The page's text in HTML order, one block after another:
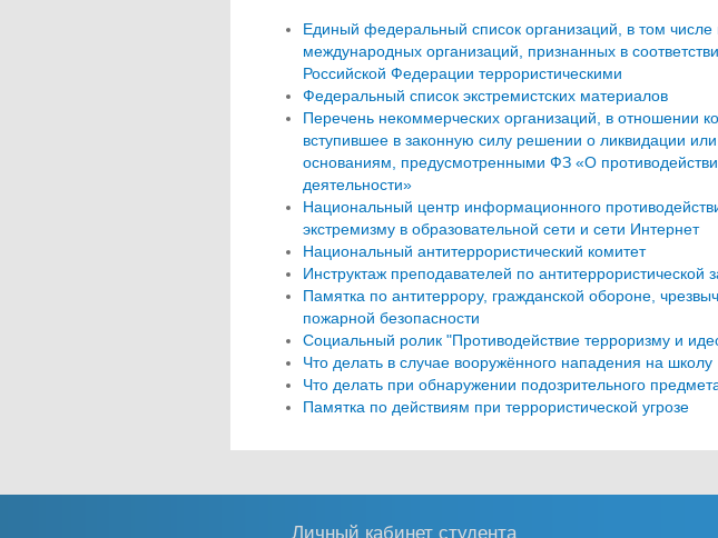
Единый федеральный список организаций, в том числе
международных организаций, признанных в
Российской Федерации террористическими
Федеральный список экстремистских материалов
Перечень некоммерческих организаций, в отношении
вступившее в законную силу решении о ликвидации
основаниям, предусмотренными ФЗ «О
деятельности»
Национальный центр информационного
экстремизму в образовательной сети и сети Интернет
Национальный антитеррористический комитет
Инструктаж преподавателей по антитеррористической
Памятка по антитеррору, гражданской обороне,
пожарной безопасности
Социальный ролик "Противодействие терроризму и
Что делать в случае вооружённого нападения на школу
Что делать при обнаружении подозрительного
Памятка по действиям при террористической угрозе
Личный кабинет студента